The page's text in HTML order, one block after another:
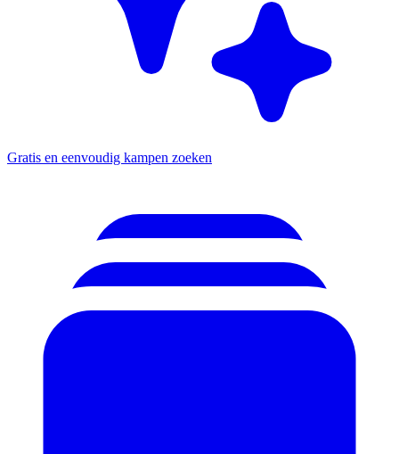
Gratis en eenvoudig kampen zoeken